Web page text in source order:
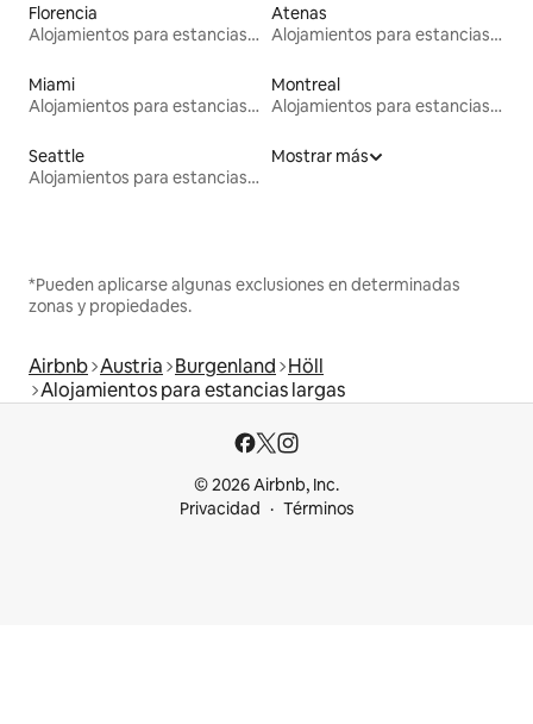
Florencia
Alojamientos para estancias largas
Atenas
Alojamientos para estancias largas
Miami
Alojamientos para estancias largas
Montreal
Alojamientos para estancias largas
Seattle
Alojamientos para estancias largas
Mostrar más
*Pueden aplicarse algunas exclusiones en determinadas
zonas y propiedades.
Airbnb Austria Burgenland Höll
Alojamientos para estancias largas
© 2026 Airbnb, Inc.
Privacidad
Términos